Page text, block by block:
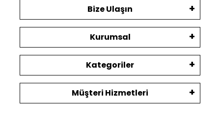
Bize Ulaşın
Kurumsal
Kategoriler
Müşteri Hizmetleri